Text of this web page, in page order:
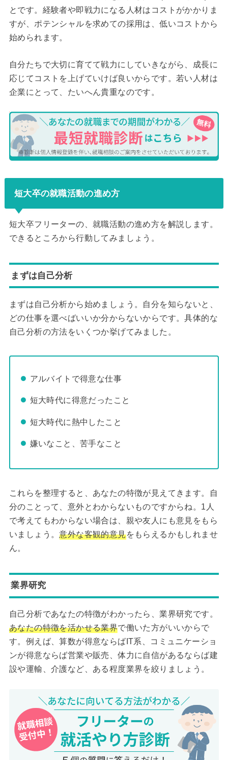
とです。経験者や即戦力になる人材はコストがかかりま
すが、ポテンシャルを求めての採用は、低いコストから
始められます。
自分たちで大切に育てて戦力にしていきながら、成長に
応じてコストを上げていけば良いからです。若い人材は
企業にとって、たいへん貴重なのです。
短大卒の就職活動の進め方
短大卒フリーターの、就職活動の進め方を解説します。
できるところから行動してみましょう。
まずは自己分析
まずは自己分析から始めましょう。自分を知らないと、
どの仕事を選べばいいか分からないからです。具体的な
自己分析の方法をいくつか挙げてみました。
アルバイトで得意な仕事
短大時代に得意だったこと
短大時代に熱中したこと
嫌いなこと、苦手なこと
これらを整理すると、あなたの特徴が見えてきます。自
分のことって、意外とわからないものですからね。1人
で考えてもわからない場合は、親や友人にも意見をもら
いましょう。意外な客観的意見をもらえるかもしれませ
ん。
業界研究
自己分析であなたの特徴がわかったら、業界研究です。
あなたの特徴を活かせる業界で働いた方がいいからで
す。例えば、算数が得意ならばIT系、コミュニケーショ
ンが得意ならば営業や販売、体力に自信があるならば建
設や運輸、介護など、ある程度業界を絞りましょう。